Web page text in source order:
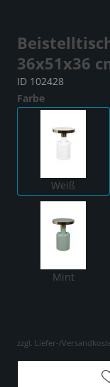
36x51x36
ID 102428
Farbe
Weiß
Mint
zzgl. Liefer-/